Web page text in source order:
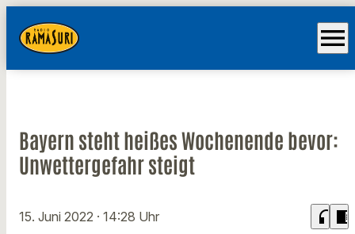
menu
Bayern steht heißes Wochenende bevor:
Unwettergefahr steigt
15. Juni 2022 · 14:28 Uhr headphones chrome_reader_mode